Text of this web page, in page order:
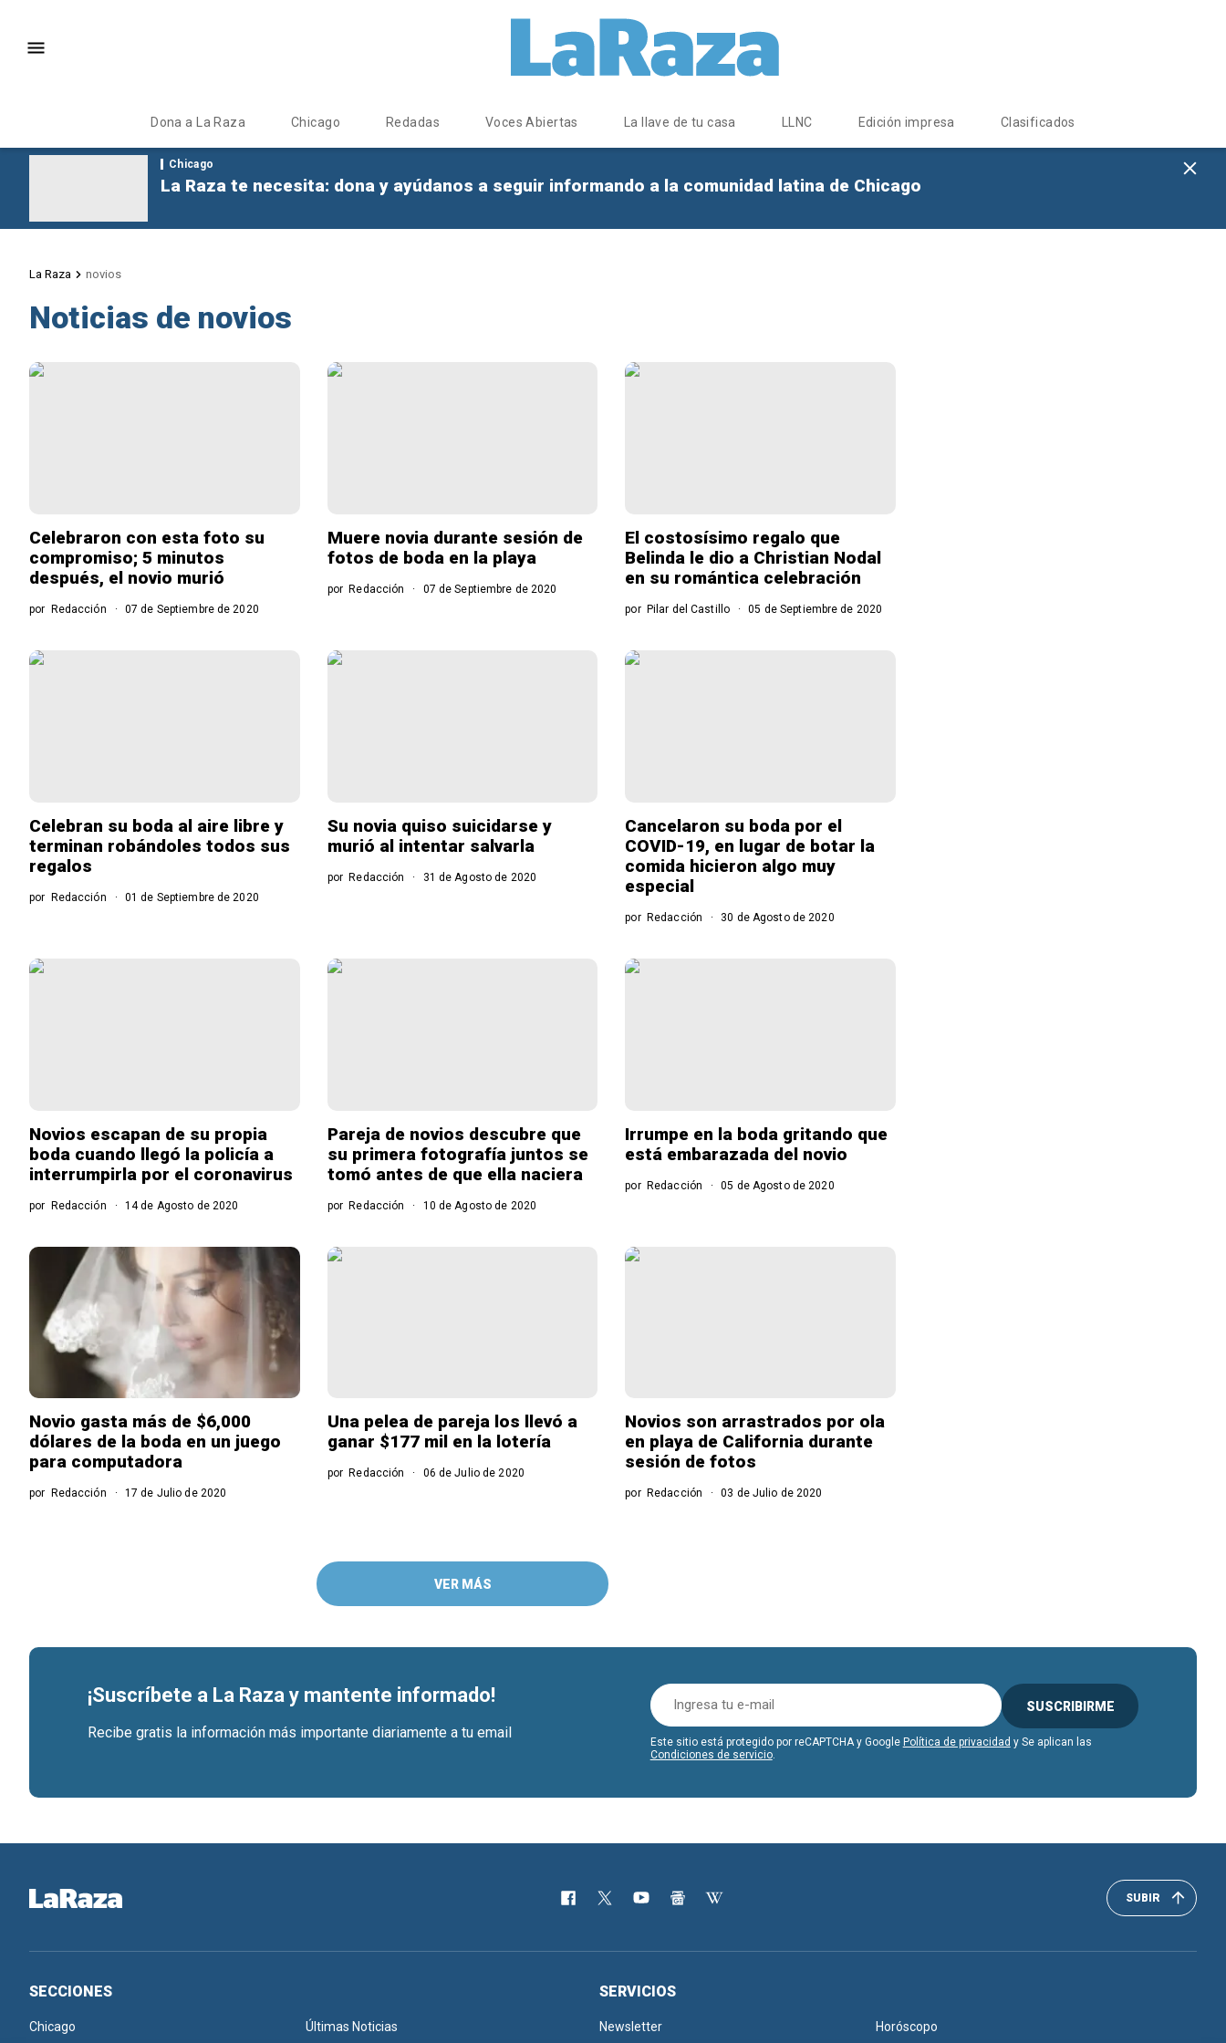
Dona a La Raza Chicago Redadas Voces Abiertas La llave de tu casa LLNC Edición impresa Clasificados
Chicago
La Raza te necesita: dona y ayúdanos a seguir informando a la comunidad latina de Chicago
La Raza novios
Noticias de novios
Celebraron con esta foto su
compromiso; 5 minutos
después, el novio murió
por Redacción 07 de Septiembre de 2020
Muere novia durante sesión de
fotos de boda en la playa
porRedacción 07 de Septiembre de 2020
El costosísimo regalo que
Belinda le dio a Christian Nodal
en su romántica celebración
por Pilar del Castillo 05 de Septiembre de 2020
Celebran su boda al aire libre y
terminan robándoles todos sus
regalos
por Redacción 01 de Septiembre de 2020
Su novia quiso suicidarse y
murió al intentar salvarla
porRedacción 31 de Agosto de 2020
Cancelaron su boda por el
COVID-19, en lugar de botar la
comida hicieron algo muy
especial
por Redacción 30 de Agosto de 2020
Novios escapan de su propia
boda cuando llegó la policía a
interrumpirla por el coronavirus
por Redacción 14 de Agosto de 2020
Pareja de novios descubre que
su primera fotografía juntos se
tomó antes de que ella naciera
porRedacción 10 de Agosto de 2020
Irrumpe en la boda gritando que
está embarazada del novio
por Redacción 05 de Agosto de 2020
Novio gasta más de $6,000
dólares de la boda en un juego
para computadora
por Redacción 17 de Julio de 2020
Una pelea de pareja los llevó a
ganar $177 mil en la lotería
por Redacción 06 de Julio de 2020
Novios son arrastrados por ola
en playa de California durante
sesión de fotos
por Redacción 03 de Julio de 2020
VER MÁS
¡Suscríbete a La Raza y mantente informado!
Recibe gratis la información más importante diariamente a tu email
SUSCRIBIRME
Este sitio está protegido por reCAPTCHA y Google Política de privacidad y Se aplican las
Condiciones de servicio.
SUBIR
SECCIONES
Chicago Últimas Noticias
SERVICIOS
Newsletter Horóscopo